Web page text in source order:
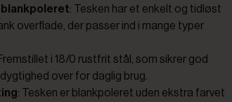
blankpoleret: Tesken har et enkelt og tidløst
overflade, der passer ind i mange typer
i 18/0 rustfrit stål, som sikrer god
over for daglig brug.
: Tesken er blankpoleret uden ekstra farvet